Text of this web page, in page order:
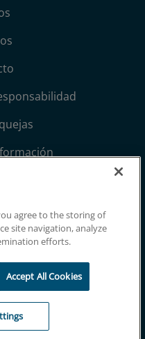
de privacidad
agree to the storing of
site navigation, analyze
efforts.
Accept All Cookies